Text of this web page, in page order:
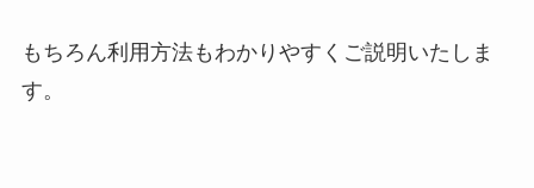
もちろん利用方法もわかりやすくご説明いたしま
す。